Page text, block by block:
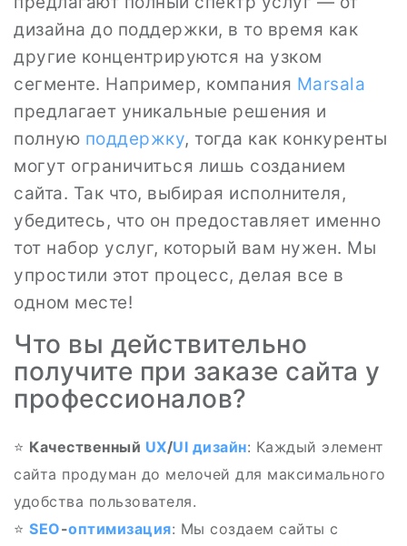
дизайна до поддержки, в то время как
другие концентрируются на узком
сегменте. Например, компания Marsala
предлагает уникальные решения и
полную поддержку, тогда как конкуренты
могут ограничиться лишь созданием
сайта. Так что, выбирая исполнителя,
убедитесь, что он предоставляет именно
тот набор услуг, который вам нужен. Мы
упростили этот процесс, делая все в
одном месте!
Что вы действительно
получите при заказе сайта у
профессионалов?
⭐ Качественный UX/UI дизайн: Каждый элемент
сайта продуман до мелочей для максимального
удобства пользователя.
⭐ SEO-оптимизация: Мы создаем сайты с